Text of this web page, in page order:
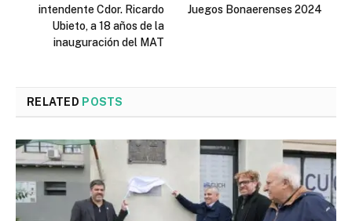
intendente Cdor. Ricardo
Ubieto, a 18 años de la
inauguración del MAT
Juegos Bonaerenses 2024
RELATED POSTS